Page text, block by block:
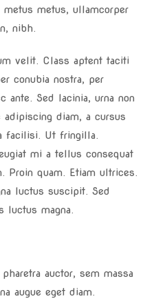
metus, ullamcorper
nibh.
velit. Class aptent taciti
conubia nostra, per
ante. Sed lacinia, urna non
diam, a cursus
facilisi. Ut fringilla.
mi a tellus consequat
Proin quam. Etiam ultrices.
luctus suscipit. Sed
luctus magna.
auctor, sem massa
augue eget diam.